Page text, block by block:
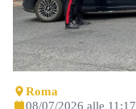
Roma
08/07/2026 alle 11:17